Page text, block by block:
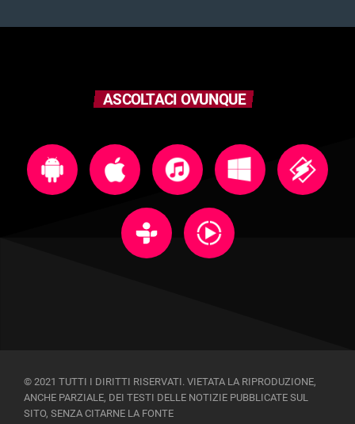
ASCOLTACI OVUNQUE
© 2021 TUTTI I DIRITTI RISERVATI. VIETATA LA RIPRODUZIONE,
ANCHE PARZIALE, DEI TESTI DELLE NOTIZIE PUBBLICATE SUL
SITO, SENZA CITARNE LA FONTE